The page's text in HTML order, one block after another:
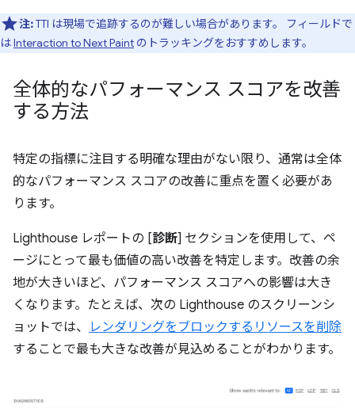
注:TTI は現場で追跡するのが難しい場合があります。 フィールドで
はInteraction to Next Paint のトラッキングをおすすめします。
全体的なパフォーマンス スコアを改善
する方法
特定の指標に注目する明確な理由がない限り、通常は全体
的なパフォーマンス スコアの改善に重点を置く必要があ
ります。
Lighthouse レポートの [診断] セクションを使用して、ペ
ージにとって最も価値の高い改善を特定します。改善の余
地が大きいほど、パフォーマンス スコアへの影響は大き
くなります。たとえば、次の Lighthouse のスクリーンシ
ョットでは、
レンダリングをブロックするリソースを削除
することで最も大きな改善が見込めることがわかります。